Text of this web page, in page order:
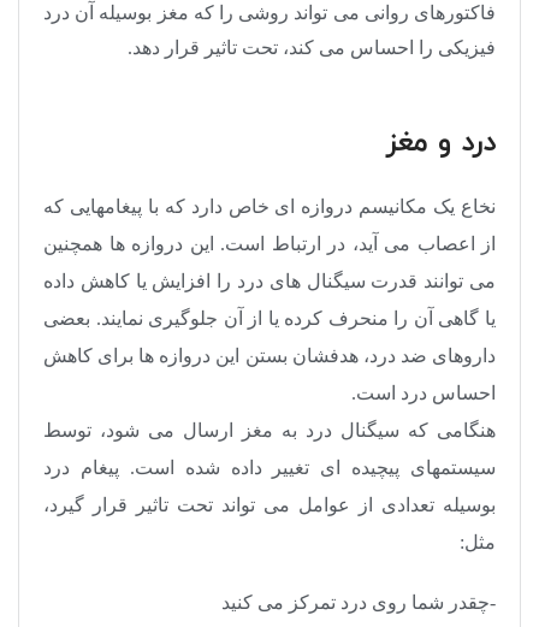
فاکتورهای روانی می تواند روشی را که مغز بوسیله آن درد
فیزیکی را احساس می کند، تحت تاثیر قرار دهد.
درد و مغز
نخاع یک مکانیسم دروازه ای خاص دارد که با پیغامهایی که
از اعصاب می آید، در ارتباط است. این دروازه ها همچنین
می توانند قدرت سیگنال های درد را افزایش یا کاهش داده
یا گاهی آن را منحرف کرده یا از آن جلوگیری نمایند. بعضی
داروهای ضد درد، هدفشان بستن این دروازه ها برای کاهش
احساس درد است.
هنگامی که سیگنال درد به مغز ارسال می شود، توسط
سیستمهای پیچیده ای تغییر داده شده است. پیغام درد
بوسیله تعدادی از عوامل می تواند تحت تاثیر قرار گیرد،
مثل:
-چقدر شما روی درد تمرکز می کنید